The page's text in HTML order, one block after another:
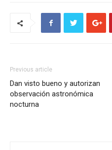
Previous article
Dan visto bueno y autorizan
observación astronómica
nocturna